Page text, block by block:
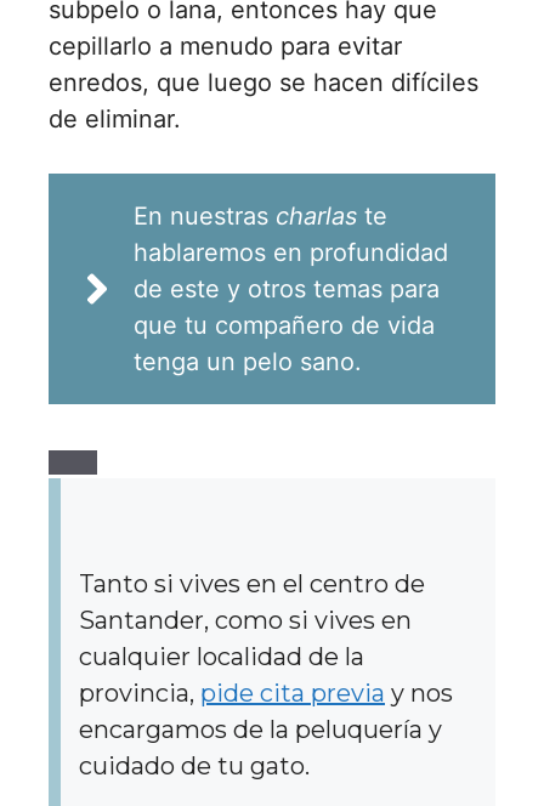
subpelo o lana, entonces hay que
cepillarlo a menudo para evitar
enredos, que luego se hacen difíciles
de eliminar.
En nuestras charlas te
hablaremos en profundidad
de este y otros temas para
que tu compañero de vida
tenga un pelo sano.
Tanto si vives en el centro de
Santander, como si vives en
cualquier localidad de la
provincia, pide cita previa y nos
encargamos de la peluquería y
cuidado de tu gato.